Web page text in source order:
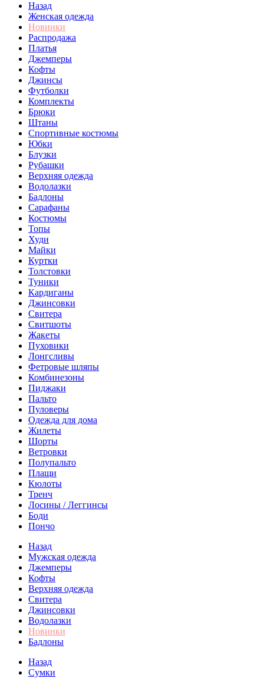
Назад
Женская одежда
Новинки
Распродажа
Платья
Джемперы
Кофты
Джинсы
Футболки
Комплекты
Брюки
Штаны
Спортивные костюмы
Юбки
Блузки
Рубашки
Верхняя одежда
Водолазки
Бадлоны
Сарафаны
Костюмы
Топы
Худи
Майки
Куртки
Толстовки
Туники
Кардиганы
Джинсовки
Свитера
Свитшоты
Жакеты
Пуховики
Лонгсливы
Фетровые шляпы
Комбинезоны
Пиджаки
Пальто
Пуловеры
Одежда для дома
Жилеты
Шорты
Ветровки
Полупальто
Плащи
Кюлоты
Тренч
Лосины / Леггинсы
Боди
Пончо
Назад
Мужская одежда
Джемперы
Кофты
Верхняя одежда
Свитера
Джинсовки
Водолазки
Новинки
Бадлоны
Назад
Сумки